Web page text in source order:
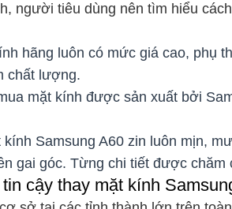
người tiêu dùng nên tìm hiểu
hãng luôn có mức giá cao, phụ
chất lượng.
mặt kính được sản xuất bởi
kính Samsung A60 zin luôn mịn,
gai góc. Từng chi tiết được chăm
cậy thay mặt kính